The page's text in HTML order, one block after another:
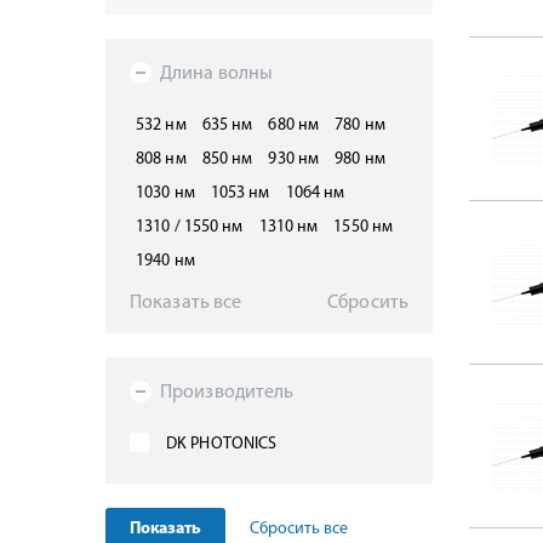
Длина волны
532 нм 635 нм 680 нм
780 нм
808 нм
850 нм 930 нм
980 нм
1030 нм
1053 нм
1064 нм
1310 / 1550 нм
1310 нм
1550 нм
1940 нм
Показать все Сбросить
Производитель
DK PHOTONICS